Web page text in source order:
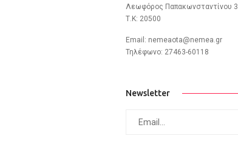
Λεωφόρος Παπακωνσταντίνου
Τ.Κ: 20500
Email: nemeaota@nemea.gr
Τηλέφωνο: 27463-60118
Newsletter
subscribe